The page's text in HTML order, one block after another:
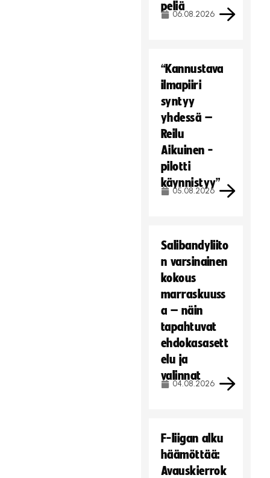
peliä
06.08.2026
“Kannustava
ilmapiiri
syntyy
yhdessä –
Reilu
Aikuinen -
pilotti
käynnistyy”
05.08.2026
Salibandyliito
n varsinainen
kokous
marraskuuss
a – näin
tapahtuvat
ehdokasasett
elu ja
valinnat
04.08.2026
F-liigan alku
häämöttää:
Avauskierrok